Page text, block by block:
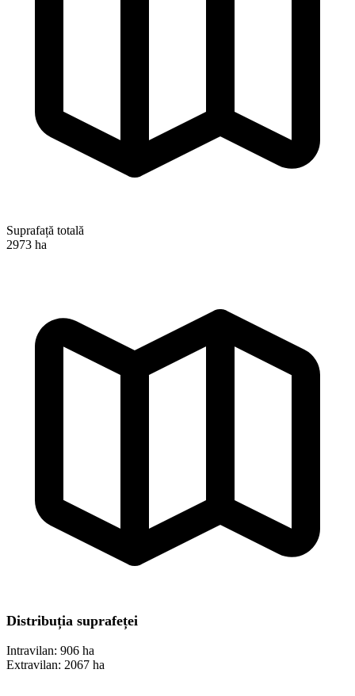
Suprafață totală
2973 ha
Distribuția suprafeței
Intravilan: 906 ha
Extravilan: 2067 ha